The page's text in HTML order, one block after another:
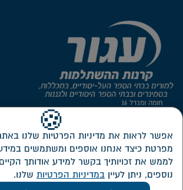
חומה ומגדל 16
© כל הזכויות שמורות לעגור קרן השתלמות למורים
🍪
אפשר לראות את מדיניות הפרטיות שלנו
מפרטת כיצד אנחנו אוספים ומשתמשים
לממש את זכויותיך בקשר למידע אודותך
נוספים, ניתן לעיין במדיניות הפרטיות שלנו.